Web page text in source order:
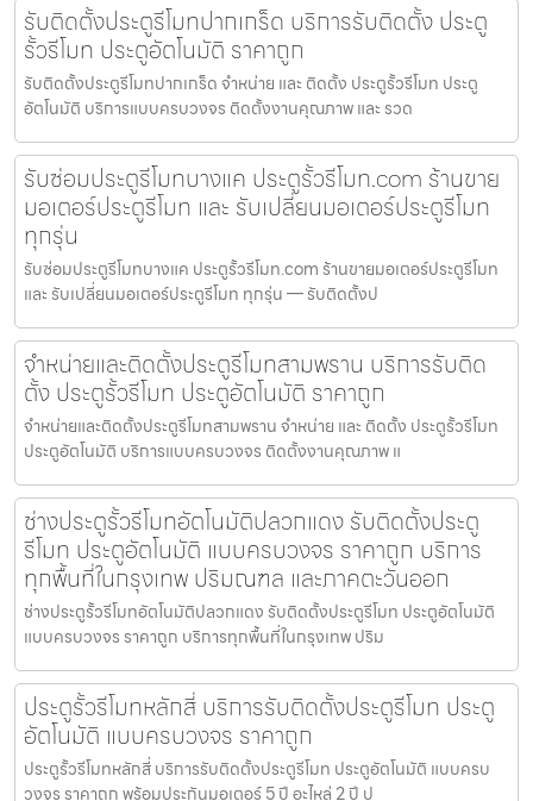
รับติดตั้งประตูรีโมทปากเกร็ด บริการรับติดตั้ง ประตู
รั้วรีโมท ประตูอัตโนมัติ ราคาถูก
รับติดตั้งประตูรีโมทปากเกร็ด จำหน่าย และ ติดตั้ง ประตูรั้วรีโมท ประตู
อัตโนมัติ บริการแบบครบวงจร ติดตั้งงานคุณภาพ และ รวด
รับซ่อมประตูรีโมทบางแค ประตูรั้วรีโมท.com ร้านขาย
มอเตอร์ประตูรีโมท และ รับเปลี่ยนมอเตอร์ประตูรีโมท
ทุกรุ่น
รับซ่อมประตูรีโมทบางแค ประตูรั้วรีโมท.com ร้านขายมอเตอร์ประตูรีโมท
และ รับเปลี่ยนมอเตอร์ประตูรีโมท ทุกรุ่น — รับติดตั้งป
จำหน่ายและติดตั้งประตูรีโมทสามพราน บริการรับติด
ตั้ง ประตูรั้วรีโมท ประตูอัตโนมัติ ราคาถูก
จำหน่ายและติดตั้งประตูรีโมทสามพราน จำหน่าย และ ติดตั้ง ประตูรั้วรีโมท
ประตูอัตโนมัติ บริการแบบครบวงจร ติดตั้งงานคุณภาพ แ
ช่างประตูรั้วรีโมทอัตโนมัติปลวกแดง รับติดตั้งประตู
รีโมท ประตูอัตโนมัติ แบบครบวงจร ราคาถูก บริการ
ทุกพื้นที่ในกรุงเทพ ปริมณฑล และภาคตะวันออก
ช่างประตูรั้วรีโมทอัตโนมัติปลวกแดง รับติดตั้งประตูรีโมท ประตูอัตโนมัติ
แบบครบวงจร ราคาถูก บริการทุกพื้นที่ในกรุงเทพ ปริม
ประตูรั้วรีโมทหลักสี่ บริการรับติดตั้งประตูรีโมท ประตู
อัตโนมัติ แบบครบวงจร ราคาถูก
ประตูรั้วรีโมทหลักสี่ บริการรับติดตั้งประตูรีโมท ประตูอัตโนมัติ แบบครบ
วงจร ราคาถูก พร้อมประกันมอเตอร์ 5 ปี อะไหล่ 2 ปี ป